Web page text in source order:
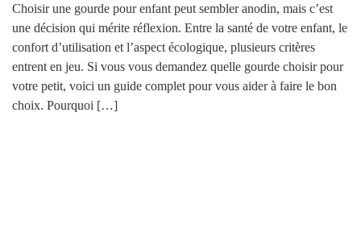
Choisir une gourde pour enfant peut sembler anodin, mais c’est
une décision qui mérite réflexion. Entre la santé de votre enfant, le
confort d’utilisation et l’aspect écologique, plusieurs critères
entrent en jeu. Si vous vous demandez quelle gourde choisir pour
votre petit, voici un guide complet pour vous aider à faire le bon
choix. Pourquoi […]